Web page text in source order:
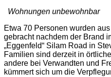
Wohnungen unbewohnbar
Etwa 70 Personen wurden
gebracht nachdem der Brand
„Eggenfeld“ Silam Road in
Familien sind derzeit in
andere bei Verwandten und
kümmert sich um die